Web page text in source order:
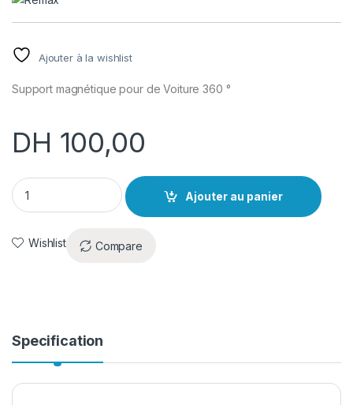
Ajouter à la wishlist
Support magnétique pour de Voiture 360 °
DH 100,00
Support magnétique pour Voiture 360 ° quantity
Ajouter au panier
Wishlist Compare
Specification